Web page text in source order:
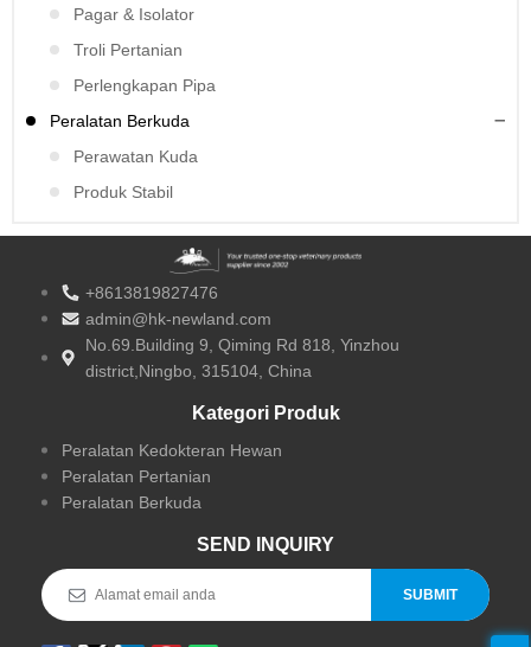
Pagar & Isolator
Troli Pertanian
Perlengkapan Pipa
Peralatan Berkuda
Perawatan Kuda
Produk Stabil
+8613819827476
admin@hk-newland.com
No.69.Building 9, Qiming Rd 818, Yinzhou
district,Ningbo, 315104, China
Kategori Produk
Peralatan Kedokteran Hewan
Peralatan Pertanian
Peralatan Berkuda
SEND INQUIRY
SUBMIT